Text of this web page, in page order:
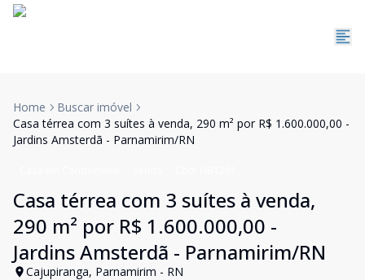
Home
Buscar imóvel
Casa térrea com 3 suítes à venda, 290 m² por R$ 1.600.000,00 -
Jardins Amsterdã - Parnamirim/RN
Casa térrea com 3 suítes à venda,
290 m² por R$ 1.600.000,00 -
Jardins Amsterdã - Parnamirim/RN
Cajupiranga, Parnamirim - RN